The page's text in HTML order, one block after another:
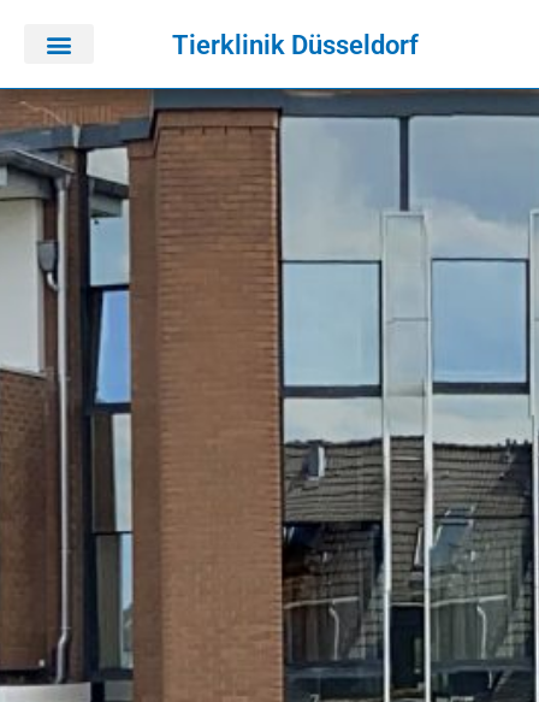
Tierklinik Düsseldorf